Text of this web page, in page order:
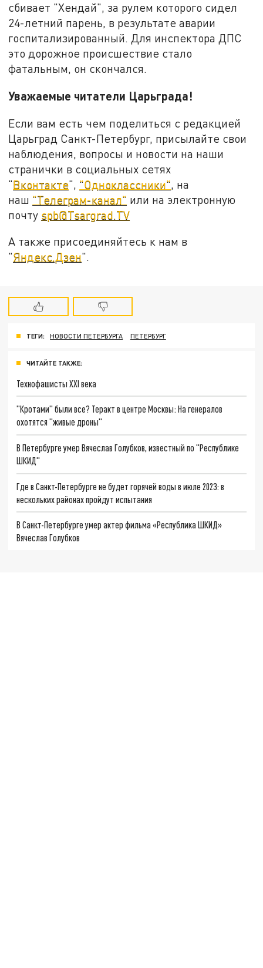
сбивает "Хендай", за рулем которого сидел
24-летний парень, в результате аварии
госпитализированный. Для инспектора ДПС
это дорожное происшествие стало
фатальным, он скончался.
Уважаемые читатели Царьграда!
Если вам есть чем поделиться с редакцией
Царьград Санкт-Петербург, присылайте свои
наблюдения, вопросы и новости на наши
странички в социальных сетях
"Вконтакте", "Одноклассники" , на
наш "Телеграм-канал" или на электронную
почту spb@Tsargrad.TV
А также присоединяйтесь к нам в
"Яндекс.Дзен".
ТЕГИ: НОВОСТИ ПЕТЕРБУРГА ПЕТЕРБУРГ
ЧИТАЙТЕ ТАКЖЕ:
Технофашисты XXI века
"Кротами" были все? Теракт в центре Москвы: На генералов
охотятся "живые дроны"
В Петербурге умер Вячеслав Голубков, известный по "Республике
ШКИД"
Где в Санкт-Петербурге не будет горячей воды в июле 2023: в
нескольких районах пройдут испытания
В Санкт-Петербурге умер актер фильма «Республика ШКИД»
Вячеслав Голубков